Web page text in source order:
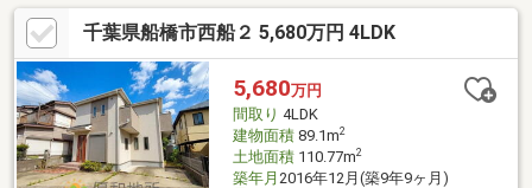
園・・・・・・・・徒歩2分(約140m)●行徳中央病院・・・・・・
徒歩6分(約415m)●西友新浜店・・・・・・・徒歩2分(約131m)●
ファミリーマート市川入船店・・・徒歩5分(約332m)●セブンイレ
ブン市川行徳駅南店・・徒歩7分(約559m)
千葉県船橋市西船２ 5,680万円 4LDK
5,680万円
間取り 4LDK
建物面積89.1m2
土地面積110.77m2
築年月 2016年12月(築9年9ヶ月)